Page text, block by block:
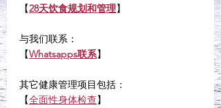
【28天饮食规划和管理】
与我们联系：
【Whatsapps联系】
其它健康管理项目包括：
【全面性身体检查】